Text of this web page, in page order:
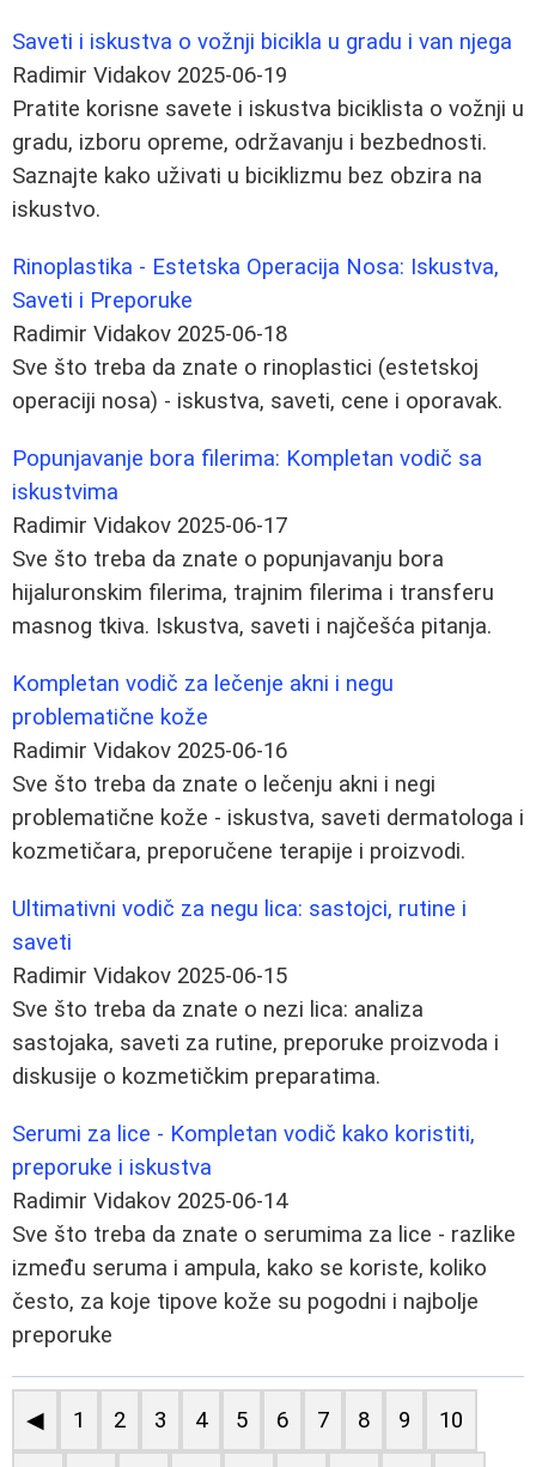
Saveti i iskustva o vožnji bicikla u gradu i van njega
Radimir Vidakov 2025-06-19
Pratite korisne savete i iskustva biciklista o vožnji u
gradu, izboru opreme, održavanju i bezbednosti.
Saznajte kako uživati u biciklizmu bez obzira na
iskustvo.
Rinoplastika - Estetska Operacija Nosa: Iskustva,
Saveti i Preporuke
Radimir Vidakov 2025-06-18
Sve što treba da znate o rinoplastici (estetskoj
operaciji nosa) - iskustva, saveti, cene i oporavak.
Popunjavanje bora filerima: Kompletan vodič sa
iskustvima
Radimir Vidakov 2025-06-17
Sve što treba da znate o popunjavanju bora
hijaluronskim filerima, trajnim filerima i transferu
masnog tkiva. Iskustva, saveti i najčešća pitanja.
Kompletan vodič za lečenje akni i negu
problematične kože
Radimir Vidakov 2025-06-16
Sve što treba da znate o lečenju akni i negi
problematične kože - iskustva, saveti dermatologa i
kozmetičara, preporučene terapije i proizvodi.
Ultimativni vodič za negu lica: sastojci, rutine i
saveti
Radimir Vidakov 2025-06-15
Sve što treba da znate o nezi lica: analiza
sastojaka, saveti za rutine, preporuke proizvoda i
diskusije o kozmetičkim preparatima.
Serumi za lice - Kompletan vodič kako koristiti,
preporuke i iskustva
Radimir Vidakov 2025-06-14
Sve što treba da znate o serumima za lice - razlike
između seruma i ampula, kako se koriste, koliko
često, za koje tipove kože su pogodni i najbolje
preporuke
◀ 1 2 3 4 5 6 7 8 9 10